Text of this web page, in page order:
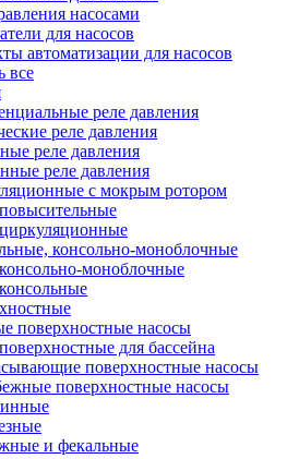
насосами
для насосов
автоматизации для насосов
все
реле давления
реле давления
реле давления
реле давления
с мокрым ротором
консольно-моноблочные
моноблочные
поверхностные насосы
для бассейна
поверхностные насосы
поверхностные насосы
и фекальные